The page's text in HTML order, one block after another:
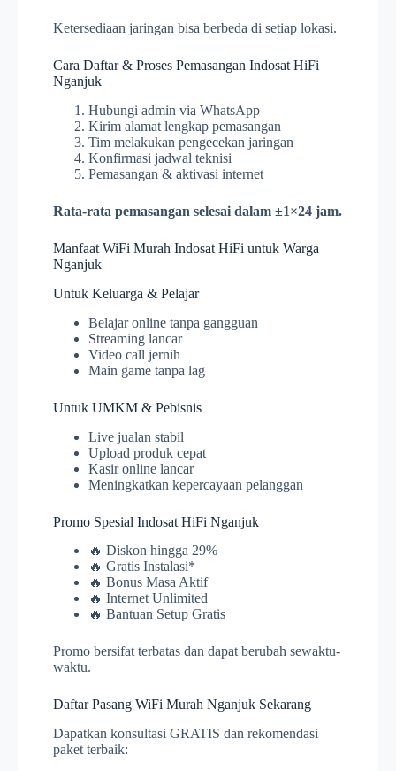
Ketersediaan jaringan bisa berbeda di setiap lokasi.
Cara Daftar & Proses Pemasangan Indosat HiFi
Nganjuk
Hubungi admin via WhatsApp
Kirim alamat lengkap pemasangan
Tim melakukan pengecekan jaringan
Konfirmasi jadwal teknisi
Pemasangan & aktivasi internet
Rata-rata pemasangan selesai dalam ±1×24 jam.
Manfaat WiFi Murah Indosat HiFi untuk Warga
Nganjuk
Untuk Keluarga & Pelajar
Belajar online tanpa gangguan
Streaming lancar
Video call jernih
Main game tanpa lag
Untuk UMKM & Pebisnis
Live jualan stabil
Upload produk cepat
Kasir online lancar
Meningkatkan kepercayaan pelanggan
Promo Spesial Indosat HiFi Nganjuk
🔥 Diskon hingga 29%
🔥 Gratis Instalasi*
🔥 Bonus Masa Aktif
🔥 Internet Unlimited
🔥 Bantuan Setup Gratis
Promo bersifat terbatas dan dapat berubah sewaktu-
waktu.
Daftar Pasang WiFi Murah Nganjuk Sekarang
Dapatkan konsultasi GRATIS dan rekomendasi
paket terbaik: